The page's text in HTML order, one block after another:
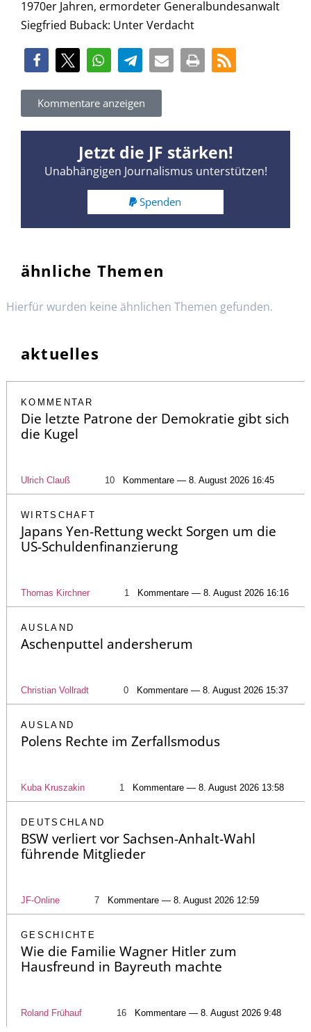
1970er Jahren, ermordeter Generalbundesanwalt
Siegfried Buback: Unter Verdacht
Kommentare anzeigen
Jetzt die JF stärken!
Unabhängigen Journalismus unterstützen!
Spenden
ähnliche Themen
Hierfür wurden keine ähnlichen Themen gefunden.
aktuelles
KOMMENTAR
Die letzte Patrone der Demokratie gibt sich
die Kugel
Ulrich Clauß 10 Kommentare — 8. August 2026 16:45
WIRTSCHAFT
Japans Yen-Rettung weckt Sorgen um die
US-Schuldenfinanzierung
Thomas Kirchner 1 Kommentare — 8. August 2026 16:16
AUSLAND
Aschenputtel andersherum
Christian Vollradt 0 Kommentare — 8. August 2026 15:37
AUSLAND
Polens Rechte im Zerfallsmodus
Kuba Kruszakin 1 Kommentare — 8. August 2026 13:58
DEUTSCHLAND
BSW verliert vor Sachsen-Anhalt-Wahl
führende Mitglieder
JF-Online 7 Kommentare — 8. August 2026 12:59
GESCHICHTE
Wie die Familie Wagner Hitler zum
Hausfreund in Bayreuth machte
Roland Frühauf 16 Kommentare — 8. August 2026 9:48